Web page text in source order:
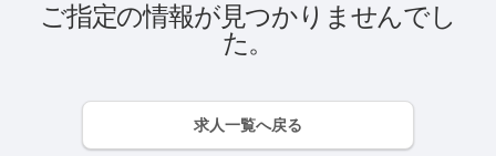
ご指定の情報が見つかりませんでし
た。
求人一覧へ戻る